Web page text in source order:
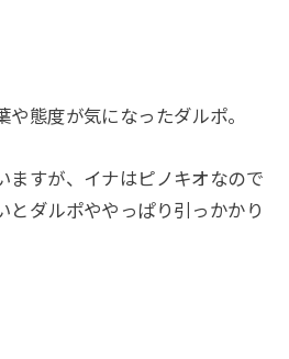
態度が気になったダルポ。
ますが、イナはピノキオなので
とダルポややっぱり引っかかり